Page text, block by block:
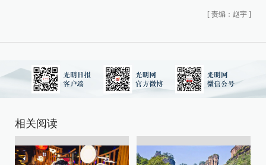
[ 责编：赵宇 ]
相关阅读